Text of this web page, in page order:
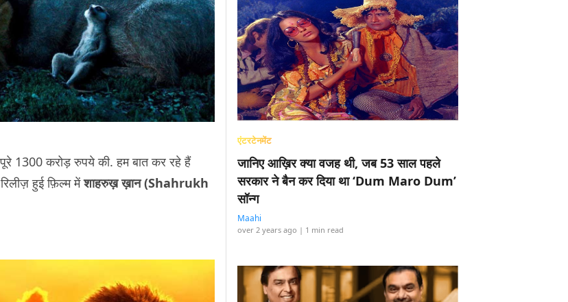
1300 करोड़ रुपये की. हम बात कर रहे हैं
हुई फ़िल्म मेंशाहरुख़ ख़ान (Shahrukh
एंटरटेनमेंट
जानिए आख़िर क्या वजह थी, जब 53 साल पहले
सरकार ने बैन कर दिया था ‘Dum Maro Dum’
सॉन्ग
Maahi
over 2 years ago | 1 min read